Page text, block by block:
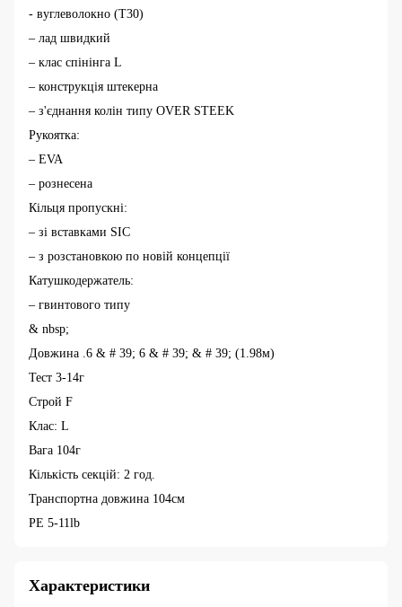
- вуглеволокно (T30)
– лад швидкий
– клас спінінга L
– конструкція штекерна
– з'єднання колін типу OVER STEEK
Рукоятка:
– EVA
– рознесена
Кільця пропускні:
– зі вставками SIC
– з розстановкою по новій концепції
Катушкодержатель:
– гвинтового типу
& nbsp;
Довжина .6 & # 39; 6 & # 39; & # 39; (1.98м)
Тест 3-14г
Строй F
Клас: L
Вага 104г
Кількість секцій: 2 год.
Транспортна довжина 104см
PE 5-11lb
Характеристики